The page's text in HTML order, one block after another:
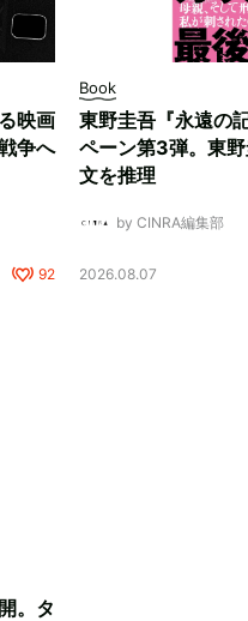
映画
争へ
92
Book
東野圭吾『永遠の
ペーン第3弾。東
文を推理
by CINRA編集部
2026.08.07
。タ